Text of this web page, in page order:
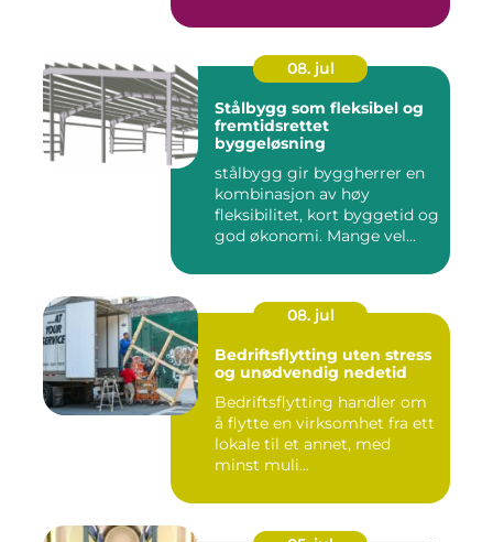
08. jul
Stålbygg som fleksibel og
fremtidsrettet
byggeløsning
stålbygg gir byggherrer en
kombinasjon av høy
fleksibilitet, kort byggetid og
god økonomi. Mange vel...
08. jul
Bedriftsflytting uten stress
og unødvendig nedetid
Bedriftsflytting handler om
å flytte en virksomhet fra ett
lokale til et annet, med
minst muli...